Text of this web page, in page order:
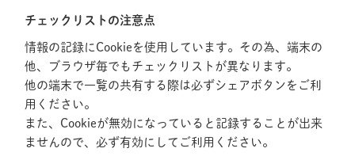
チェックリストの注意点
情報の記録にCookieを使用しています。その為、端末の
他、ブラウザ毎でもチェックリストが異なります。
他の端末で一覧の共有する際は必ずシェアボタンをご利
用ください。
また、Cookieが無効になっていると記録することが出来
ませんので、必ず有効にしてご利用ください。